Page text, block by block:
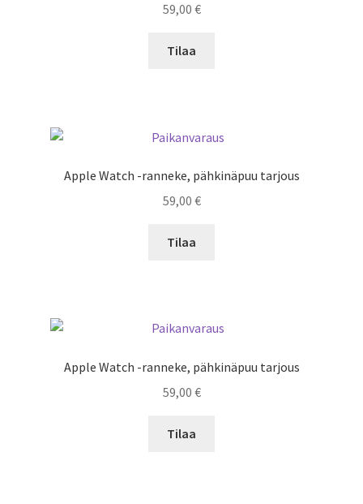
59,00 €
Tilaa
Apple Watch -ranneke, pähkinäpuu tarjous
59,00 €
Tilaa
Apple Watch -ranneke, pähkinäpuu tarjous
59,00 €
Tilaa